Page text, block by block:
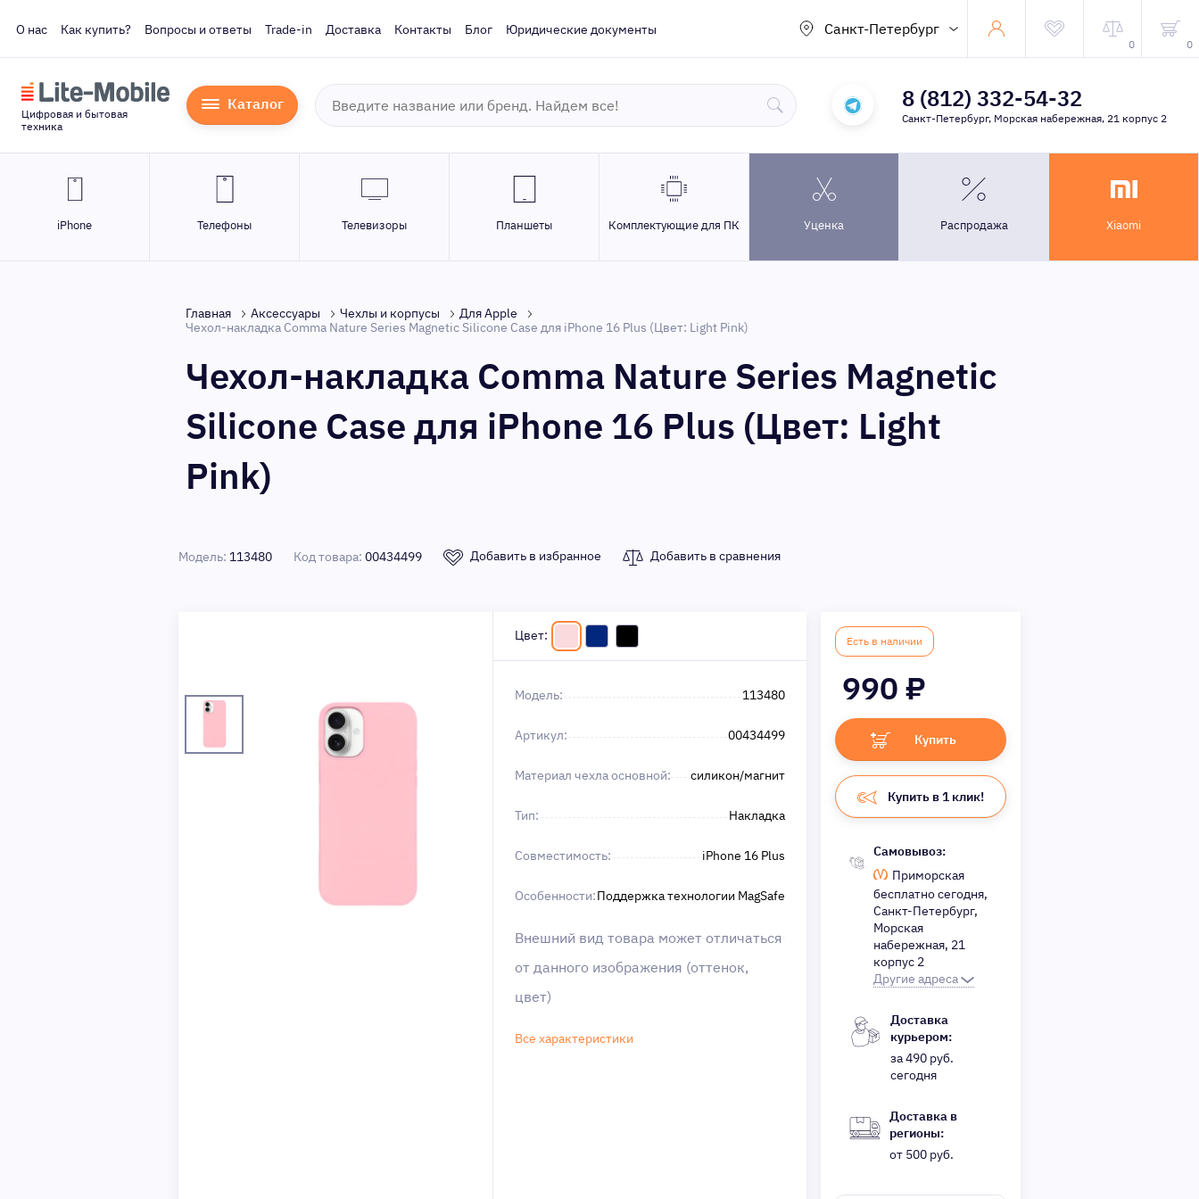
О нас Как купить? Вопросы и ответы Trade-in Доставка Контакты Блог Юридические документы Санкт-Петербург
0 0
Цифровая и бытовая
техника
Каталог 8 (812) 332-54-32
Санкт-Петербург, Морская набережная, 21 корпус 2
iPhone Телефоны Телевизоры Планшеты Комплектующие для ПК Уценка Распродажа Xiaomi
Главная Аксессуары Чехлы и корпусы
Для Apple
Чехол-накладка Comma Nature Series Magnetic Silicone Case для iPhone 16 Plus (Цвет: Light Pink)
Чехол-накладка Comma Nature Series Magnetic
Silicone Case для iPhone 16 Plus (Цвет: Light
Pink)
Модель: 113480 Код товара: 00434499 Добавить в избранное Добавить в сравнения
Цвет:
Модель: 113480
Артикул: 00434499
Материал чехла основной: силикон/магнит
Тип: Накладка
Совместимость: iPhone 16 Plus
Особенности:Поддержка технологии MagSafe
Внешний вид товара может отличаться
от данного изображения (оттенок,
цвет)
Все характеристики
Есть в наличии
990₽
Купить
Купить в 1 клик!
Самовывоз:
Приморская
бесплатно сегодня,
Санкт-Петербург,
Морская
набережная, 21
корпус 2
Другие адреса
Доставка
курьером:
за 490 руб.
сегодня
Доставка в
регионы:
от 500 руб.